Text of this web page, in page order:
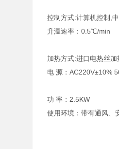
控制方式:计算机控制,
升温速率：0.5℃/min
加热方式:进口电热丝
电 源：AC220V±10%
功 率：2.5KW
使用环境：带有通风、